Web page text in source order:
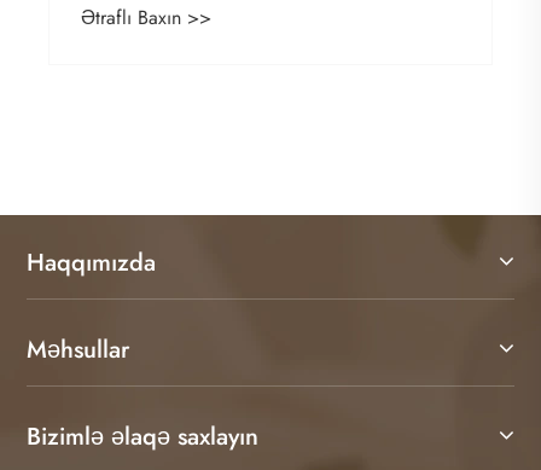
Haqqımızda
Məhsullar
Bizimlə əlaqə saxlayın